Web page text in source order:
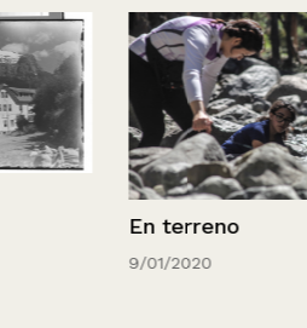
En terreno
9/01/2020